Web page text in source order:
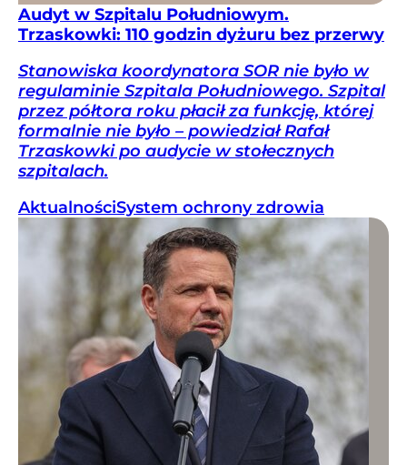
Audyt w Szpitalu Południowym.
Trzaskowki: 110 godzin dyżuru bez przerwy
Stanowiska koordynatora SOR nie było w
regulaminie Szpitala Południowego. Szpital
przez półtora roku płacił za funkcję, której
formalnie nie było – powiedział Rafał
Trzaskowki po audycie w stołecznych
szpitalach.
AktualnościSystem ochrony zdrowia